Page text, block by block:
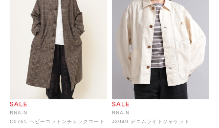
RNA-N
C0765 ヘビーコットンチェックコート
RNA-N
J2049 デニムライトジャケット